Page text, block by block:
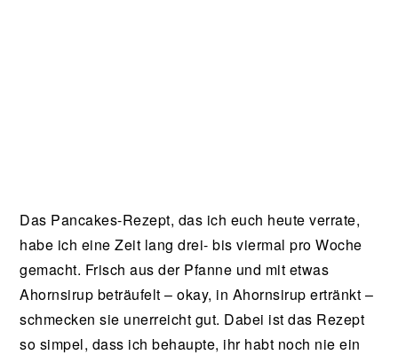
Das Pancakes-Rezept, das ich euch heute verrate,
habe ich eine Zeit lang drei- bis viermal pro Woche
gemacht. Frisch aus der Pfanne und mit etwas
Ahornsirup beträufelt – okay, in Ahornsirup ertränkt –
schmecken sie unerreicht gut. Dabei ist das Rezept
so simpel, dass ich behaupte, ihr habt noch nie ein